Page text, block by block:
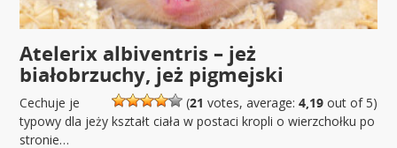
Atelerix albiventris – jeż
białobrzuchy, jeż pigmejski
(21 votes, average: 4,19out of 5)
Cechuje je
typowy dla jeży kształt ciała w postaci kropli o wierzchołku po
stronie…